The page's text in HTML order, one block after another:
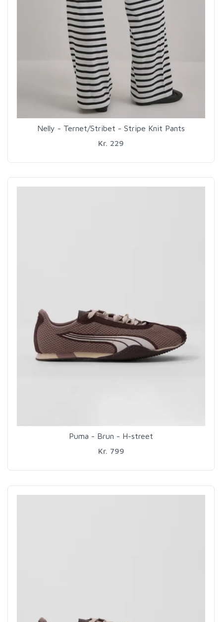
Nelly - Ternet/Stribet - Stripe Knit Pants
Kr. 229
Puma - Brun - H-street
Kr. 799